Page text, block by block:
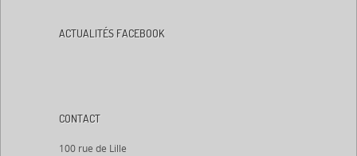
ACTUALITÉS FACEBOOK
CONTACT
100 rue de Lille